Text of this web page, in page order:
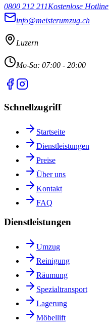
0800 212 211Kostenlose Hotline
info@meisterumzug.ch
Luzern
Mo-Sa: 07:00 - 20:00
Schnellzugriff
Startseite
Dienstleistungen
Preise
Über uns
Kontakt
FAQ
Dienstleistungen
Umzug
Reinigung
Räumung
Spezialtransport
Lagerung
Möbellift